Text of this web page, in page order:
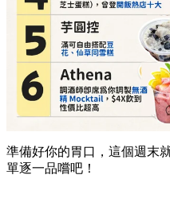
準備好你的胃口，這個週末
單逐一品嚐吧！